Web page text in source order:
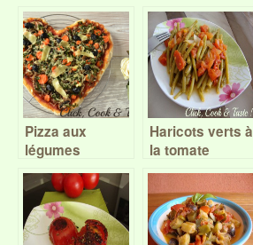
Pizza aux
légumes
hivernaux –
Battle Food #28
Haricots verts à
la tomate